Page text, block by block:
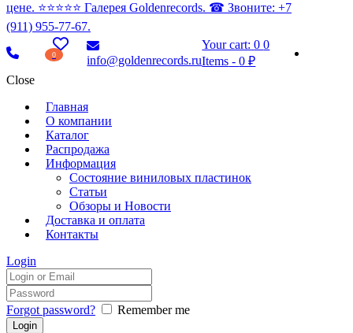
цене. ⭐️⭐️⭐️⭐️⭐️ Галерея Goldenrecords. ☎ Звоните: +7
(911) 955-77-67.
0 info@goldenrecords.ru
Your cart: 00
Items -0 ₽
Close
Главная
О компании
Каталог
Распродажа
Информация
Состояние виниловых пластинок
Статьи
Обзоры и Новости
Доставка и оплата
Контакты
Login
Forgot password? Remember me